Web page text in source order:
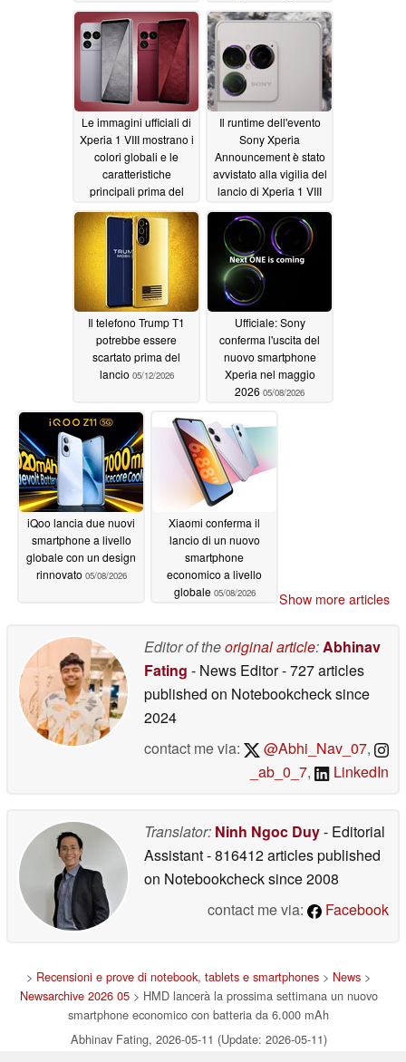
05/12/2026
Le immagini ufficiali di
Xperia 1 VIII mostrano i
colori globali e le
caratteristiche
principali prima del
05/12/2026
Il runtime dell'evento
Sony Xperia
Announcement è stato
avvistato alla vigilia del
lancio di Xperia 1 VIII
05/12/2026
Il telefono Trump T1
potrebbe essere
scartato prima del
lancio 05/12/2026
Ufficiale: Sony
conferma l'uscita del
nuovo smartphone
Xperia nel maggio
2026 05/08/2026
iQoo lancia due nuovi
smartphone a livello
globale con un design
rinnovato 05/08/2026
Xiaomi conferma il
lancio di un nuovo
smartphone
economico a livello
globale 05/08/2026 Show more articles
Editor of theoriginal article:Abhinav
Fating - News Editor- 727 articles
published on Notebookchecksince
2024
contact me via:
@Abhi_Nav_07,
_ab_0_7, LinkedIn
Translator: Ninh Ngoc Duy- Editorial
Assistant- 816412 articles published
on Notebookchecksince 2008
contact me via:
Facebook
> Recensioni e prove di notebook, tablets e smartphones > News >
Newsarchive 2026 05> HMD lancerà la prossima settimana un nuovo
smartphone economico con batteria da 6.000 mAh
Abhinav Fating, 2026-05-11 (Update: 2026-05-11)